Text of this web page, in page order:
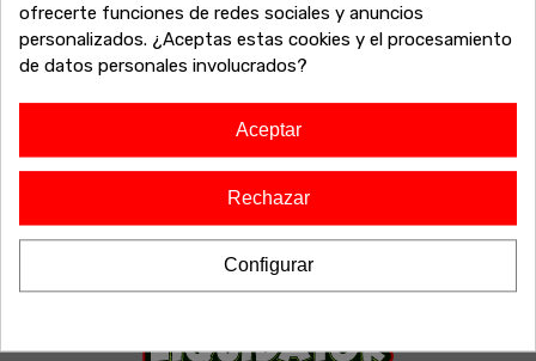
ofrecerte funciones de redes sociales y anuncios
personalizados. ¿Aceptas estas cookies y el procesamiento
de datos personales involucrados?
Aceptar
Rechazar
Configurar